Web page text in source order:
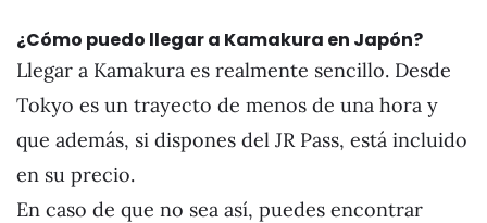
¿Cómo puedo llegar a Kamakura en Japón?
Llegar a Kamakura es realmente sencillo. Desde
Tokyo es un trayecto de menos de una hora y
que además, si dispones del JR Pass, está incluido
en su precio.
En caso de que no sea así, puedes encontrar